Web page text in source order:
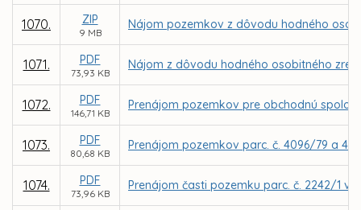
1070. ZIP
9 MB
Nájom pozemkov z dôvodu hodného
1071. PDF
73,93 KB
Nájom z dôvodu hodného osobitného
1072. PDF
146,71 KB
Prenájom pozemkov pre obchodnú
1073. PDF
80,68 KB
Prenájom pozemkov parc. č. 4096/79 a
1074. PDF
73,96 KB
Prenájom časti pozemku parc. č. 2242/1 v